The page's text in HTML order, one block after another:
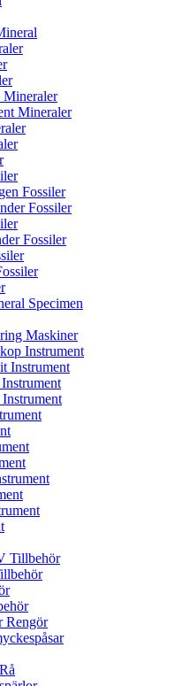
Mineraler
Mineraler
Fossiler
Fossiler
Fossiler
Specimen
Maskiner
Instrument
Instrument
Tillbehör
Rengör